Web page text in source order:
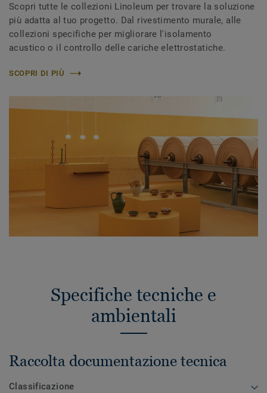
Scopri tutte le collezioni Linoleum per trovare la soluzione
più adatta al tuo progetto. Dal rivestimento murale, alle
collezioni specifiche per migliorare l'isolamento
acustico o il controllo delle cariche elettrostatiche.
SCOPRI DI PIÙ
Specifiche tecniche e
ambientali
Raccolta documentazione tecnica
Classificazione